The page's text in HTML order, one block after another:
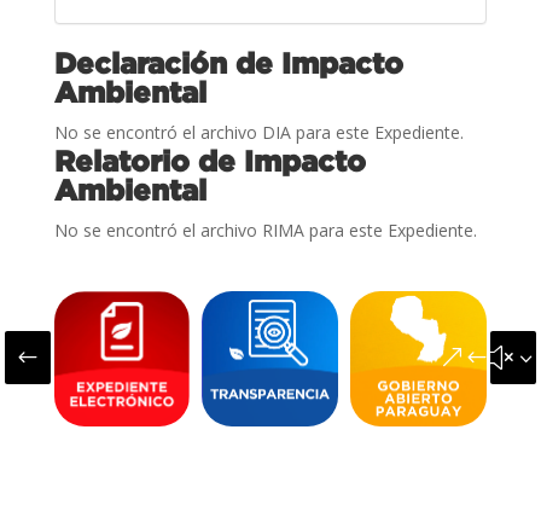
Declaración de Impacto
Ambiental
No se encontró el archivo DIA para este Expediente.
Relatorio de Impacto
Ambiental
No se encontró el archivo RIMA para este Expediente.
#